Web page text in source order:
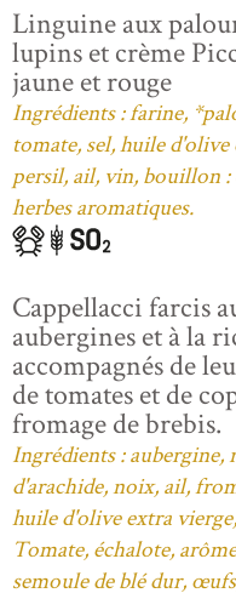
Linguine aux
lupins et crème
jaune et rouge
Ingrédients : farine,
tomate, sel, huile
persil, ail, vin, bouillon :
herbes aromatiques.
Cappellacci farcis
aubergines et à la
accompagnés de
de tomates et de
fromage de brebis.
Ingrédients : aubergine,
d'arachide, noix, ail,
huile d'olive extra
Tomate, échalote,
semoule de blé dur,